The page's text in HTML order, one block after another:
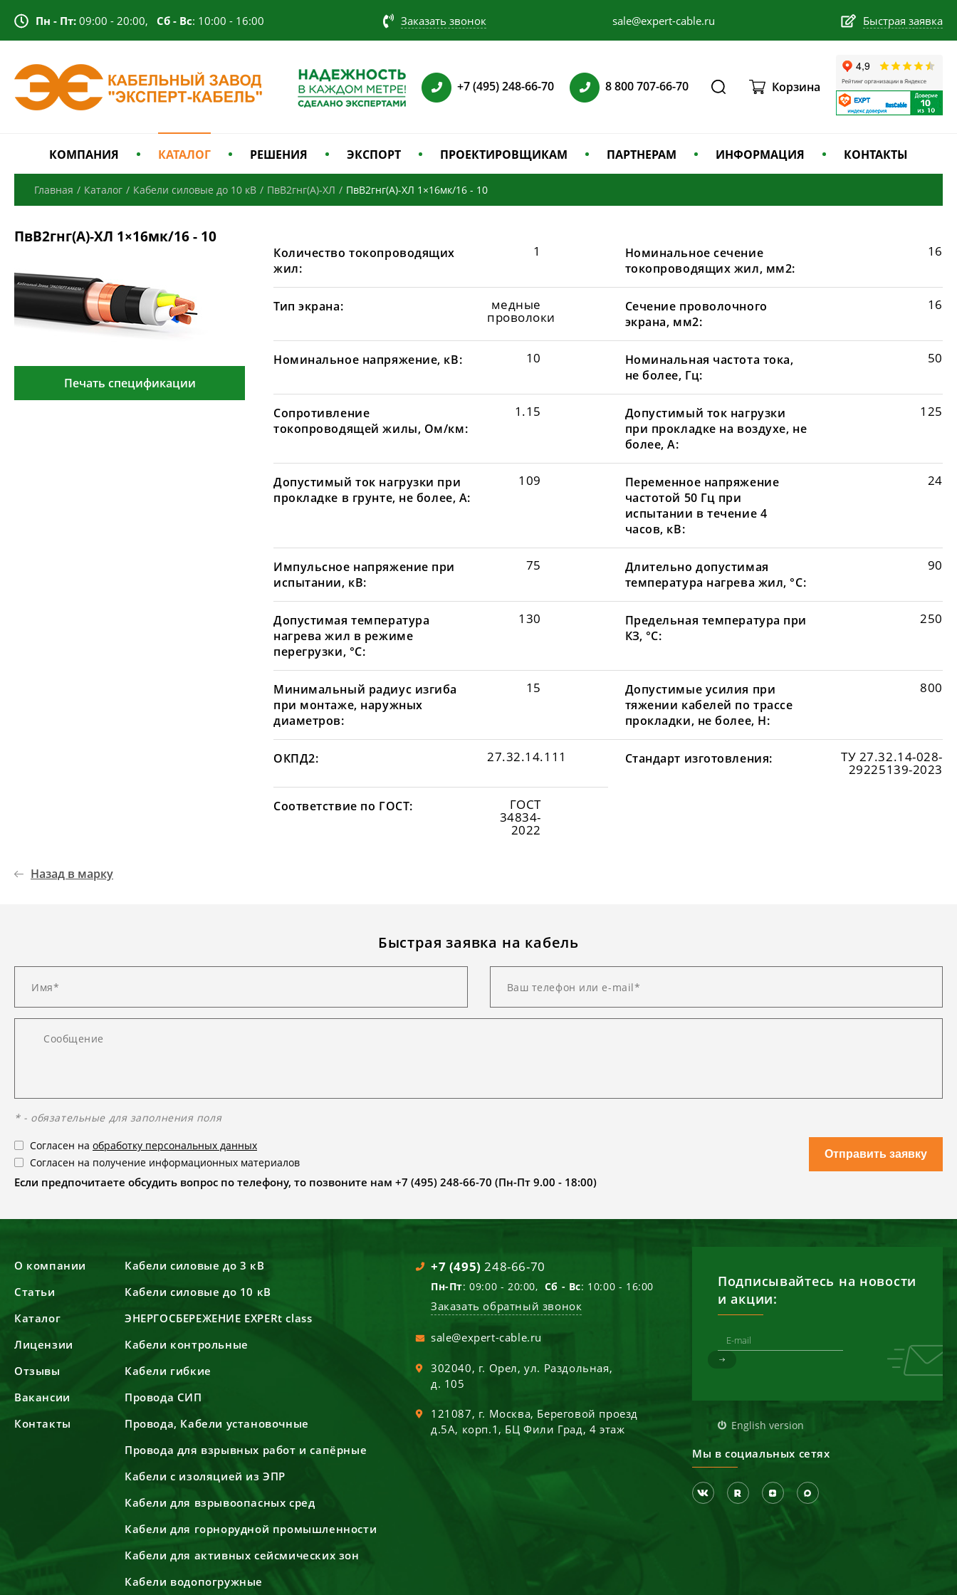
Пн - Пт: 09:00 - 20:00, Сб - Вс: 10:00 - 16:00 Заказать звонок sale@expert-cable.ru Быстрая заявка
+7 (495) 248-66-70 8 800 707-66-70 Корзина
КОМПАНИЯ КАТАЛОГ РЕШЕНИЯ ЭКСПОРТ ПРОЕКТИРОВЩИКАМ ПАРТНЕРАМ ИНФОРМАЦИЯ КОНТАКТЫ
Главная / Каталог / Кабели силовые до 10 кВ / ПвВ2гнг(А)-ХЛ / ПвВ2гнг(А)-ХЛ 1×16мк/16 - 10
ПвВ2гнг(А)-ХЛ 1×16мк/16 - 10
Печать спецификации
Количество токопроводящих
жил:
1
Номинальное сечение
токопроводящих жил, мм2:
16
Тип экрана: медные
проволоки
Сечение проволочного
экрана, мм2:
16
Номинальное напряжение, кВ: 10
Номинальная частота тока,
не более, Гц:
50
Сопротивление
токопроводящей жилы, Ом/км:
1.15
Допустимый ток нагрузки
при прокладке на воздухе, не
более, А:
125
Допустимый ток нагрузки при
прокладке в грунте, не более, А:
109
Переменное напряжение
частотой 50 Гц при
испытании в течение 4
часов, кВ:
24
Импульсное напряжение при
испытании, кВ:
75
Длительно допустимая
температура нагрева жил, °С:
90
Допустимая температура
нагрева жил в режиме
перегрузки, °С:
130
Предельная температура при
КЗ, °С:
250
Минимальный радиус изгиба
при монтаже, наружных
диаметров:
15
Допустимые усилия при
тяжении кабелей по трассе
прокладки, не более, Н:
800
ОКПД2: 27.32.14.111 Стандарт изготовления: ТУ 27.32.14-028-
29225139-2023
Соответствие по ГОСТ: ГОСТ
34834-
2022
Назад в марку
Быстрая заявка на кабель
* - обязательные для заполнения поля
Согласен на обработку персональных данных
Согласен на получение информационных материалов
Если предпочитаете обсудить вопрос по телефону, то позвоните нам +7 (495) 248-66-70 (Пн-Пт 9.00 - 18:00)
Отправить заявку
О компании
Статьи
Каталог
Лицензии
Отзывы
Вакансии
Контакты
Кабели силовые до 3 кВ
Кабели силовые до 10 кВ
ЭНЕРГОСБЕРЕЖЕНИЕ EXPERt class
Кабели контрольные
Кабели гибкие
Провода СИП
Провода, Кабели установочные
Провода для взрывных работ и сапёрные
Кабели с изоляцией из ЭПР
Кабели для взрывоопасных сред
Кабели для горнорудной промышленности
Кабели для активных сейсмических зон
Кабели водопогружные
+7 (495) 248-66-70
Пн-Пт: 09:00 - 20:00, Сб - Вс: 10:00 - 16:00
Заказать обратный звонок
sale@expert-cable.ru
302040, г. Орел,ул. Раздольная,
д. 105
121087, г. Москва, Береговой проезд
д.5А, корп.1, БЦ Фили Град, 4 этаж
Подписывайтесь на новости
и акции:
English version
Мы в социальных сетях